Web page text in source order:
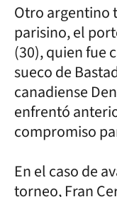
Otro argentino
parisino, el
(30), quien fue
sueco de
canadiense
enfrentó
compromiso
En el caso de
torneo, Fran